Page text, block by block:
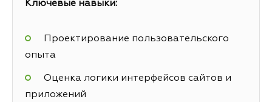
Ключевые навыки:
Проектирование пользовательского
опыта
Оценка логики интерфейсов сайтов и
приложений